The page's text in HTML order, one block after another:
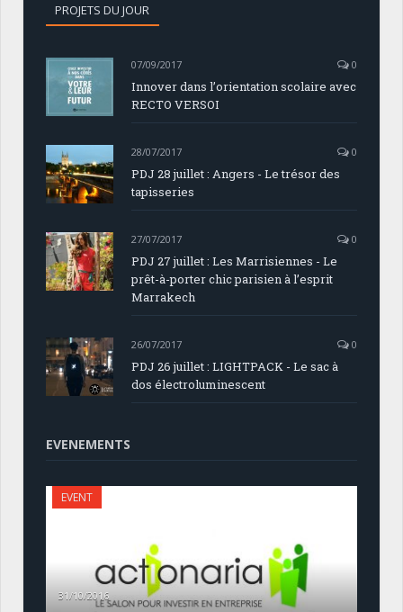
PROJETS DU JOUR
07/09/2017 0
Innover dans l’orientation scolaire avec
RECTO VERSOI
28/07/2017 0
PDJ 28 juillet : Angers - Le trésor des
tapisseries
27/07/2017 0
PDJ 27 juillet : Les Marrisiennes - Le
prêt-à-porter chic parisien à l’esprit
Marrakech
26/07/2017 0
PDJ 26 juillet : LIGHTPACK - Le sac à
dos électroluminescent
EVENEMENTS
EVENT
31/10/2016